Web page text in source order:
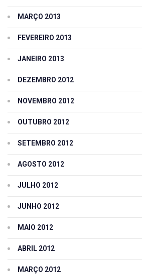
MARÇO 2013
FEVEREIRO 2013
JANEIRO 2013
DEZEMBRO 2012
NOVEMBRO 2012
OUTUBRO 2012
SETEMBRO 2012
AGOSTO 2012
JULHO 2012
JUNHO 2012
MAIO 2012
ABRIL 2012
MARÇO 2012